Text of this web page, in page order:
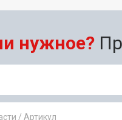
нужное?
/ Артикул